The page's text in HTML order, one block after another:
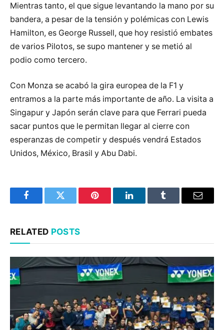
Mientras tanto, el que sigue levantando la mano por su
bandera, a pesar de la tensión y polémicas con Lewis
Hamilton, es George Russell, que hoy resistió embates
de varios Pilotos, se supo mantener y se metió al
podio como tercero.
Con Monza se acabó la gira europea de la F1 y
entramos a la parte más importante de año. La visita a
Singapur y Japón serán clave para que Ferrari pueda
sacar puntos que le permitan llegar al cierre con
esperanzas de competir y después vendrá Estados
Unidos, México, Brasil y Abu Dabi.
FacebookTwitter Pinterest LinkedInTumblr Email
RELATED POSTS